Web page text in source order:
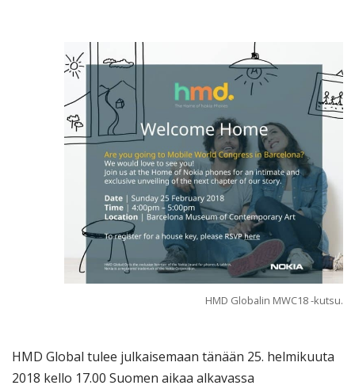
HMD Globalin MWC18 -kutsu.
HMD Global tulee julkaisemaan tänään 25. helmikuuta
2018 kello 17.00 Suomen aikaa alkavassa